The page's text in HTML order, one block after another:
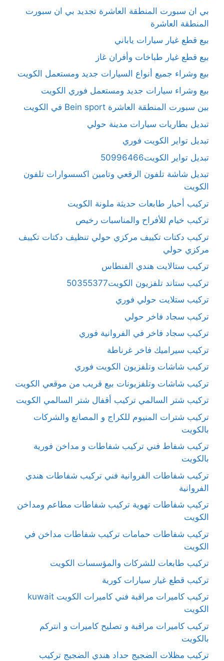
بي ان سبورت المنطقة العاشرة تجديد بي ان سبورت
المنطقة العاشرة
بيع قطع غيار سيارات ياباني
بيع قطع غيار طباخات وأفران غاز
بيع وشراء جميع أنواع السيارات جديد ومستعمل الكويت
بيع وشراء سيارات جديد ومستعمل فوري الكويت
بين سبورت المنطقة العاشرة Bein sport في الكويت
تبديل بطاريات سيارات مدينة حولي
تبديل تواير الكويت فوري
تبديل تواير الكويت50996466
تبديل شاشة تلفون الرقعي وتامين اكسسوارات تلفون
الكويت
تركيب أحبار طابعات حديثة ملونة الكويت
تركيب خيام للأفراح والمناسبات رخيص
تركيب دكتات تكييف مركزي حولي تنظيف دكتات تكييف
مركزي حولي
تركيب ستالايت هندي الفنطاس
تركيب ستاند تلفزيون الكويت50355377
تركيب ستلايت حولي فوري
تركيب سجاد فاخر حولي
تركيب سجاد فاخر في الفروانية فوري
تركيب سيراميك فاخر غرناطة
تركيب شاشات وتلفزيون الكويت فوري
تركيب شاشات وتلفزيونات بيع قريب من موقعي الكويت
تركيب شتر السالمي تركيب أقفال شتر السالمي الكويت
تركيب شترات المنيوم للكراج و المصانع والشركات
بالكويت
تركيب شفاط فني تركيب شفاطات و مداخن فورية
بالكويت
تركيب شفاطات الفروانية فني تركيب شفاطات هندي
الفروانية
تركيب شفاطات تهوية تركيب شفاطات مطاعم ومداخن
الكويت
تركيب شفاطات حمامات تركيب شفاطات مداخن في
الكويت
تركيب طابعات للشركات والمؤسسات الكويت
تركيب قطع غيار سيارات كورية
تركيب كاميرات مراقبة فني كاميرات الكويت kuwait
الكويت
تركيب كاميرات مراقبة و تصليح كاميرات و انتركم
بالكويت
تركيب مظلات الضجيج حداد هندي الضجيج تركيب